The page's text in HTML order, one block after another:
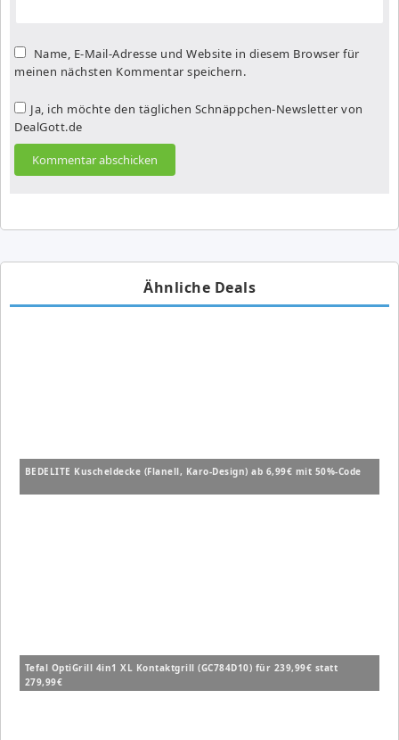
Name, E-Mail-Adresse und Website in diesem Browser für
meinen nächsten Kommentar speichern.
Ja, ich möchte den täglichen Schnäppchen-Newsletter von
DealGott.de
Ähnliche Deals
BEDELITE Kuscheldecke (Flanell, Karo-Design) ab 6,99€ mit 50%-Code
Tefal OptiGrill 4in1 XL Kontaktgrill (GC784D10) für 239,99€ statt
279,99€